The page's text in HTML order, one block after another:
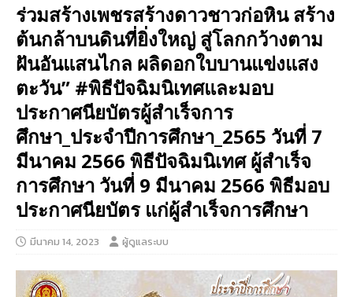
ร่วมสร้างเพชรสร้างดาวชาวก่อหิน สร้าง
ต้นกล้าบนดินที่ยิ่งใหญ่ สู่โลกกว้างตาม
ฝันอันแสนไกล ผลิดอกใบบานแข่งแสง
ตะวัน” #พิธีปัจฉิมนิเทศและมอบ
ประกาศนียบัตรผู้สำเร็จการ
ศึกษา_ประจำปีการศึกษา_2565 วันที่ 7
มีนาคม 2566 พิธีปัจฉิมนิเทศ ผู้สำเร็จ
การศึกษา วันที่ 9 มีนาคม 2566 พิธีมอบ
ประกาศนียบัตร แก่ผู้สำเร็จการศึกษา
มีนาคม 14, 2023 ผู้ดูแลระบบ